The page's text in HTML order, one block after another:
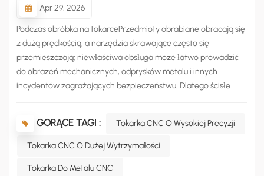
Tiếng Việt
Apr 29, 2026
Podczas obróbka na tokarcePrzedmioty obrabiane obracają się
z dużą prędkością, a narzędzia skrawające często się
przemieszczają; niewłaściwa obsługa może łatwo prowadzić
do obrażeń mechanicznych, odprysków metalu i innych
incydentów zagrażających bezpieczeństwu. Dlatego ścisłe
sprzętu.Przed przystąpieniem do pracy należy założyć środki
ochrony indywidualnej zgodnie z rPrzepisy. Należy nosić obcisłą
schować pod czapką. Podczas obsługi maszyny surowo
GORĄCE TAGI : Tokarka CNC O Wysokiej Precyzji
Tokarka CNC O Dużej Wytrzymałości
Tokarka Do Metalu CNC